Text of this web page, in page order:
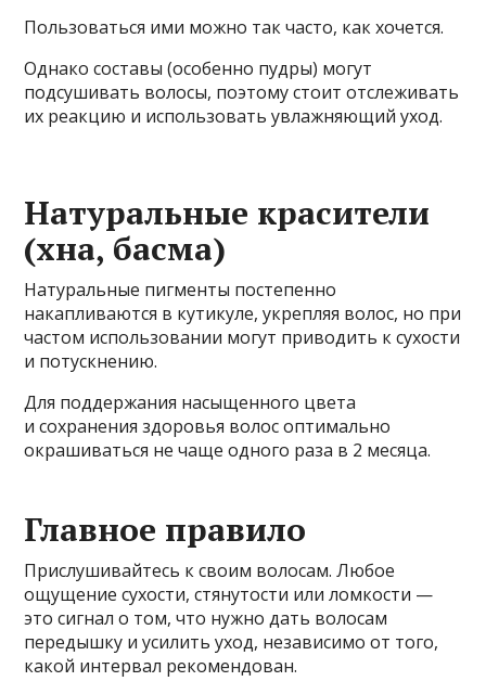
Пользоваться ими можно так часто, как хочется.
Однако составы (особенно пудры) могут
подсушивать волосы, поэтому стоит отслеживать
их реакцию и использовать увлажняющий уход.
Натуральные красители
(хна, басма)
Натуральные пигменты постепенно
накапливаются в кутикуле, укрепляя волос, но при
частом использовании могут приводить к сухости
и потускнению.
Для поддержания насыщенного цвета
и сохранения здоровья волос оптимально
окрашиваться не чаще одного раза в 2 месяца.
Главное правило
Прислушивайтесь к своим волосам. Любое
ощущение сухости, стянутости или ломкости —
это сигнал о том, что нужно дать волосам
передышку и усилить уход, независимо от того,
какой интервал рекомендован.